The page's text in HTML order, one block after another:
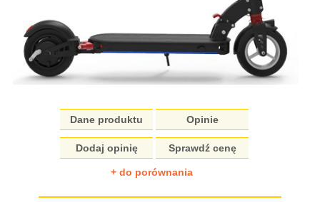
Dane produktu Opinie
Dodaj opinię Sprawdź cenę
+ do porównania